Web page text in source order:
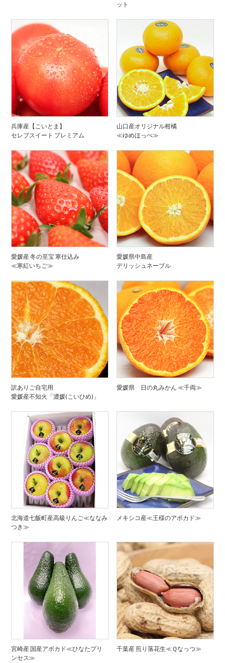
ット
兵庫産【こいとま】
セレブスイート プレミアム
山口産オリジナル柑橘
≪ゆめほっぺ≫
愛媛産 冬の至宝 寒仕込み
≪寒紅いちご≫
愛媛県中島産
デリッシュネーブル
訳ありご自宅用
愛媛産不知火「濃媛(こいひめ)」
愛媛県 日の丸みかん ≪千両≫
北海道七飯町産高級りんご≪ななみ
つき≫
メキシコ産≪王様のアボカド≫
宮崎産 国産アボカド≪ひなたプリ
ンセス≫
千葉産 煎り落花生≪Ｑなっつ≫